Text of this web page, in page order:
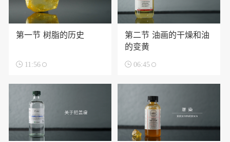
第一节 树脂的历史
 11:56
第二节 油画的干燥和油
的变黄
 06:45